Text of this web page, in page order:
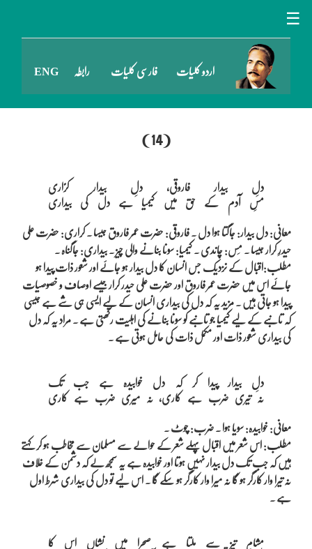
☰
اردو کلیات فارسی کلیات رابطہ ENG
(14)
دلِ بیدار فاروقی، دلِ بیدار کرّاری
معانی: دل بیدار: جاگتا ہوا دل ۔ فاروقی: حضرت عمر فاروق جیسا ۔ کراری: حضرت علی
حیدرِ کرار جیسا ۔ مَس: چاندی ۔ کیمیا: سونا بنانے والی چیز ۔ بیداری: جاگناہ ۔
مطلب:اقبال کے نزدیک جس انسان کا دل بیدار ہو جائے اور شعور ذات پیدا ہو
جائے اس میں حضرت عمر فاروق اور حضرت علی حیدر کرار جیسے اوصاف و خصوصیات
پیدا ہو جاتی ہیں ۔ مزید یہ کہ دل کی بیداری انسان کے لیے ایسی ہی شے ہے جیسی
کہ تانبے کے لیے کیمیا جو تانبے کو سونا بنانے کی اہلیت رکھتی ہے ۔ مراد یہ کہ دل
کی بیداری شعور ذات اور مکمل ذات کی حامل ہوتی ہے ۔
دلِ بیدار پیدا کر کہ دل خوابیدہ ہے جب تک
معانی: خوابیدہ: سویا ہوا ۔ ضرب: چوٹ ۔
مطلب: اس شعر میں اقبال پہلے شعر کے حوالے سے مسلمان سے مخاطب ہو کر کہتے
ہیں کہ جب تک دل بیدار نہیں ہوتا اور خوابیدہ ہے یہ سمجھ لے کہ دشمن کے خلاف
نہ تیرا وار کارگر ہو گا نہ میرا وار کارگر ہو سکے گا ۔ اس لیے تو دل کی بیداری شرط اول
ہے ۔
مشامِ تیز سے ملتا ہے صحرا میں نشاں اس کا